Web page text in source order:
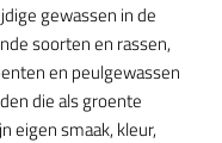
gewassen in de
soorten en rassen,
en peulgewassen
die als groente
eigen smaak, kleur,